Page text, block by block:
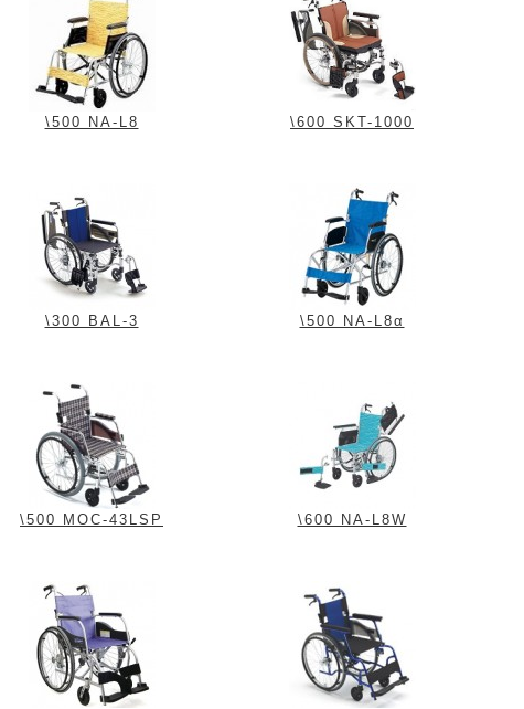
\500 NA-L8 \600 SKT-1000
\300 BAL-3 \500 NA-L8α
\500 MOC-43LSP \600 NA-L8W